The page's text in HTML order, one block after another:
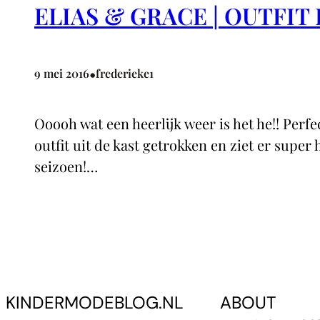
ELIAS & GRACE | OUTFIT
9 mei 2016•frederieke1
Ooooh wat een heerlijk weer is het he!!
outfit uit de kast getrokken en ziet er
seizoen!…
KINDERMODEBLOG.NL ABOUT